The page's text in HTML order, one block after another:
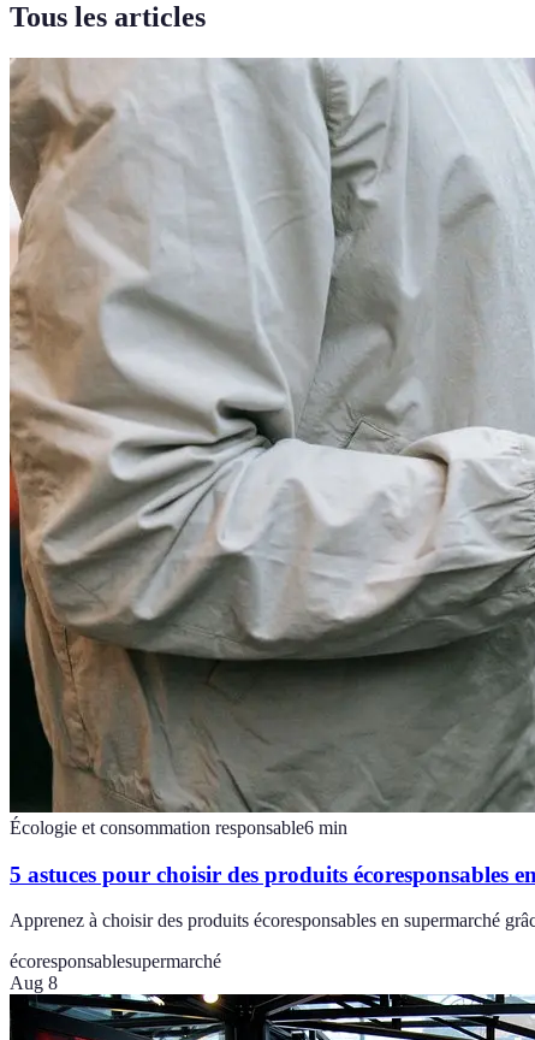
Tous les articles
Écologie et consommation responsable6 min
5 astuces pour choisir des produits écoresponsables
Apprenez à choisir des produits écoresponsables en supermarché
écoresponsablesupermarché
Aug 8